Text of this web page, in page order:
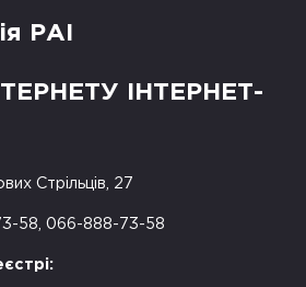
РАІ
ІНТЕРНЕТ-
Стрільців, 27
58, 066-888-73-58